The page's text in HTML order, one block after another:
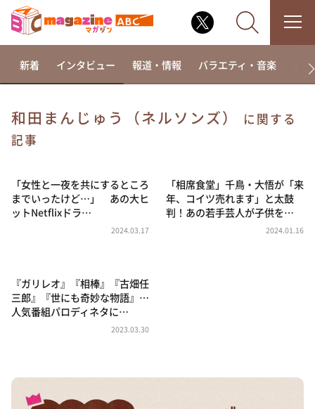
これ余談なんですけど・・・
～人生密着トークバラエティ！～ やすとものいたっ
て真剣です
河合＆A.B.C-Z塚田×福井アナ「なんでやねん！？」
（news おかえり）
DAIGOも台所 ～きょうの献立 何にする？～
新着 インタビュー 報道・情報 バラエティ・音楽 ド
和田まんじゅう（ネルソンズ）
に関する
記事
「女性と一夜を共にするところ
までいったけど…」 あの大ヒ
ットNetflixドラ…
2024.03.17
「相席食堂」千鳥・大悟が「来
年、コイツ売れます」と太鼓
判！あの若手芸人が子供を…
2024.01.16
『ガリレオ』『相棒』『古畑任
三郎』『世にも奇妙な物語』…
人気番組パロディネタに…
2023.03.30